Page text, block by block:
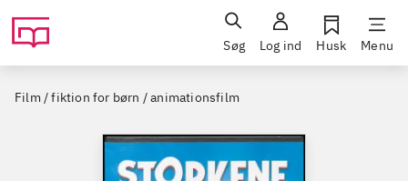
Søg Log ind Husk Menu
Film / fiktion for børn / animationsfilm